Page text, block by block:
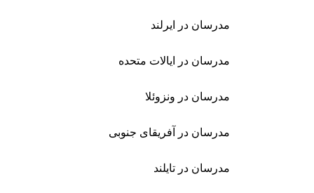
مدرسان در ایرلند
مدرسان در ایالات متحده
مدرسان در ونزوئلا
مدرسان در آفریقای جنوبی
مدرسان در تایلند